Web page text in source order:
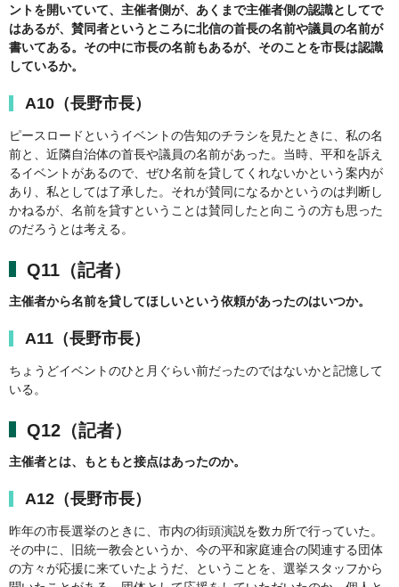
ントを開いていて、主催者側が、あくまで主催者側の認識としてで
はあるが、賛同者というところに北信の首長の名前や議員の名前が
書いてある。その中に市長の名前もあるが、そのことを市長は認識
しているか。
A10（長野市長）
ピースロードというイベントの告知のチラシを見たときに、私の名
前と、近隣自治体の首長や議員の名前があった。当時、平和を訴え
るイベントがあるので、ぜひ名前を貸してくれないかという案内が
あり、私としては了承した。それが賛同になるかというのは判断し
かねるが、名前を貸すということは賛同したと向こうの方も思った
のだろうとは考える。
Q11（記者）
主催者から名前を貸してほしいという依頼があったのはいつか。
A11（長野市長）
ちょうどイベントのひと月ぐらい前だったのではないかと記憶して
いる。
Q12（記者）
主催者とは、もともと接点はあったのか。
A12（長野市長）
昨年の市長選挙のときに、市内の街頭演説を数カ所で行っていた。
その中に、旧統一教会というか、今の平和家庭連合の関連する団体
の方々が応援に来ていたようだ、ということを、選挙スタッフから